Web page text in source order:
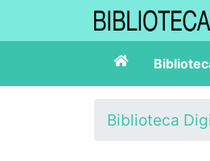
Biblioteca